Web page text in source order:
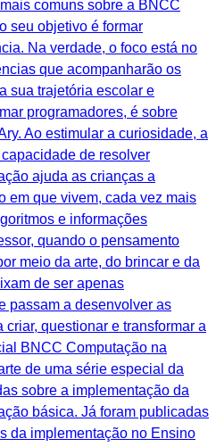
comuns sobre a BNCC
seu objetivo é formar
Na verdade, o foco está no
que acompanharão os
sua trajetória escolar e
programadores, é sobre
Ao estimular a curiosidade, a
de resolver
ajuda as crianças a
em que vivem, cada vez mais
e informações
quando o pensamento
meio da arte, do brincar e da
de ser apenas
passam a desenvolver as
questionar e transformar a
BNCC Computação na
de uma série especial da
sobre a implementação da
básica. Já foram publicadas
da implementação no Ensino